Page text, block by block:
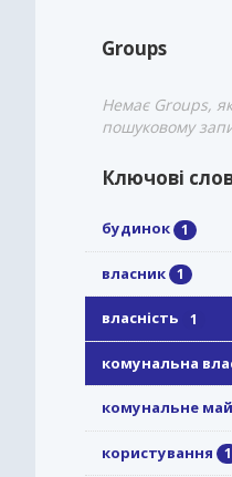
Groups
Немає Groups,
пошуковому
Ключові
будинок 1
власник 1
власність 1
комунальна
комунальне
користування 1